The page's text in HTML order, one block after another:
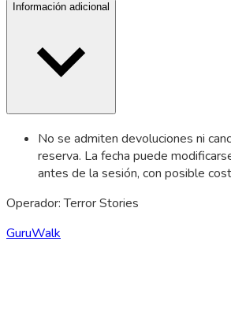
Información adicional
No se admiten devoluciones ni
reserva. La fecha puede
antes de la sesión, con posible
Operador: Terror Stories
GuruWalk